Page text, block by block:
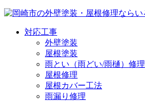
対応工事
外壁塗装
屋根塗装
雨とい（雨どい/雨樋）修理
屋根修理
屋根カバー工法
雨漏り修理